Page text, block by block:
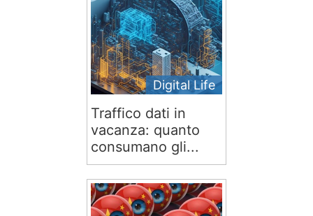
Digital Life
Traffico dati in
vacanza: quanto
consumano gli...